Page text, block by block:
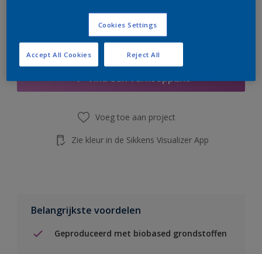
Boodschappenlijst
Vind een verkooppunt
Voeg toe aan project
Zie kleur in de Sikkens Visualizer App
Belangrijkste voordelen
Geproduceerd met biobased grondstoffen
Cookies Settings
Reject All
Accept All Cookies